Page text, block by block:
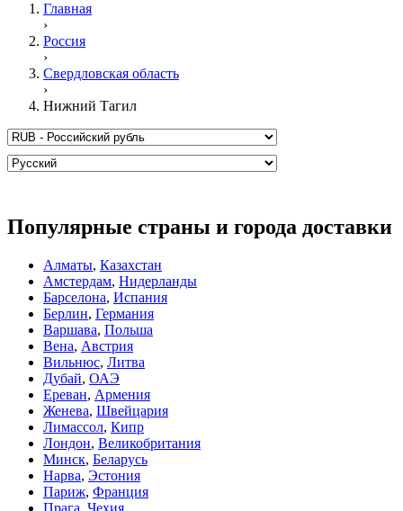
Главная
›
Россия
›
Свердловская область
›
Нижний Тагил
Популярные страны и города доставки
Алматы, Казахстан
Амстердам, Нидерланды
Барселона, Испания
Берлин, Германия
Варшава, Польша
Вена, Австрия
Вильнюс, Литва
Дубай, ОАЭ
Ереван, Армения
Женева, Швейцария
Лимассол, Кипр
Лондон, Великобритания
Минск, Беларусь
Нарва, Эстония
Париж, Франция
Прага, Чехия